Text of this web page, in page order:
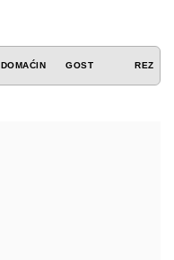
DOMAĆIN GOST REZ